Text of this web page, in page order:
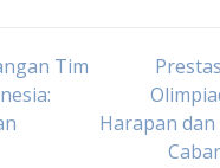
Tim
Harapan